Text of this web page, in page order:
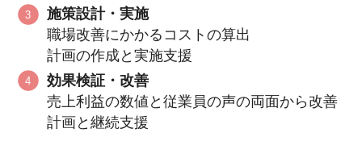
施策設計・実施
職場改善にかかるコストの算出
計画の作成と実施支援
効果検証・改善
売上利益の数値と従業員の声の両面から改善
計画と継続支援